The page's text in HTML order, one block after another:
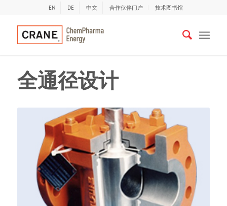
EN DE 中文 合作伙伴门户 技术图书馆
全通径设计